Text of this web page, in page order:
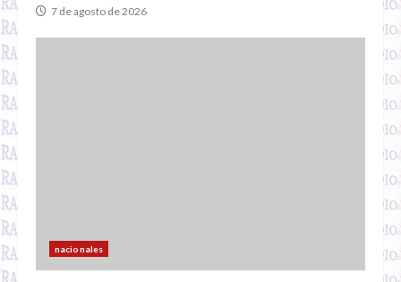
7 de agosto de 2026
nacionales